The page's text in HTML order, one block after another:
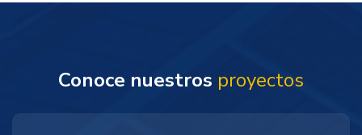
Conoce nuestros proyectos